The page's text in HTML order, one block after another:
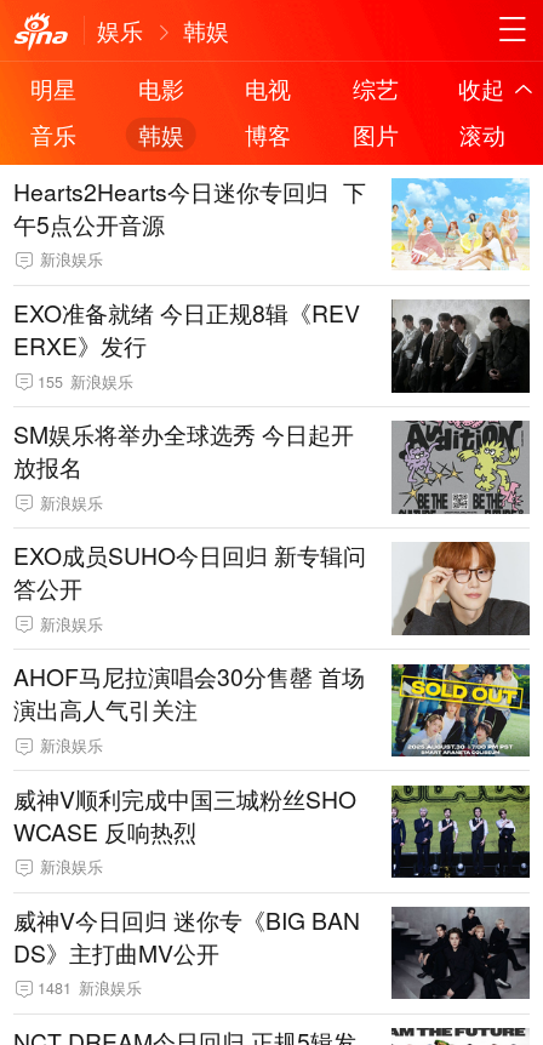
娱乐
韩娱
明星
电影 电视 综艺
收起
音乐
韩娱 博客 图片
滚动
Hearts2Hearts今日迷你专回归 下
午5点公开音源
新浪娱乐
EXO准备就绪 今日正规8辑《REV
ERXE》发行
155 新浪娱乐
SM娱乐将举办全球选秀 今日起开
放报名
新浪娱乐
EXO成员SUHO今日回归 新专辑问
答公开
新浪娱乐
AHOF马尼拉演唱会30分售罄 首场
演出高人气引关注
新浪娱乐
威神V顺利完成中国三城粉丝SHO
WCASE 反响热烈
新浪娱乐
威神V今日回归 迷你专《BIG BAN
DS》主打曲MV公开
1481 新浪娱乐